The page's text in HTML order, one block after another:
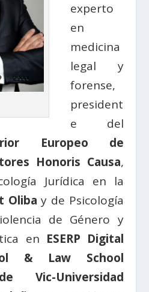
experto
en
medicina
legal y
forense,
president
e del
Europeo de
Honoris Causa,
Jurídica en la
Oliba y de Psicología
de Género y
en ESERP Digital
& Law School
Vic-Universidad